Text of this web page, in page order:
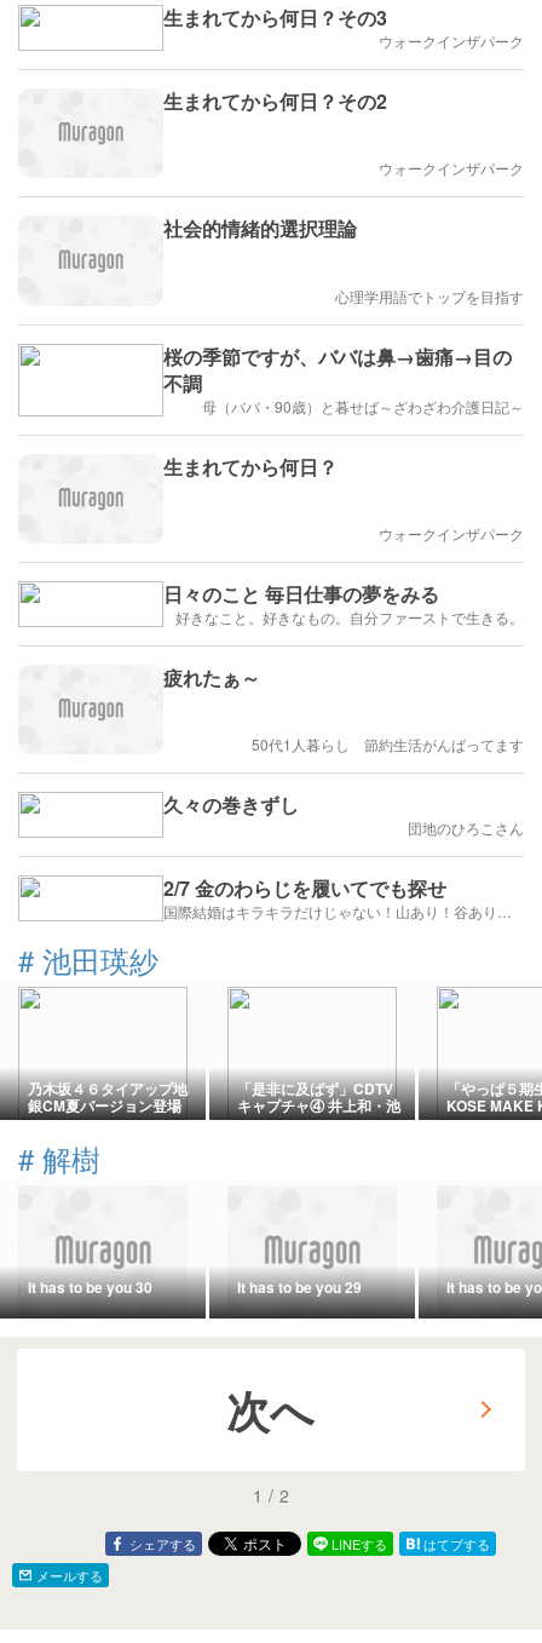
生まれてから何日？その3
ウォークインザパーク
生まれてから何日？その2
ウォークインザパーク
社会的情緒的選択理論
心理学用語でトップを目指す
桜の季節ですが、ババは鼻→歯痛→目の
不調
母（ババ・90歳）と暮せば～ざわざわ介護日記～
生まれてから何日？
ウォークインザパーク
日々のこと 毎日仕事の夢をみる
好きなこと。好きなもの。自分ファーストで生きる。
疲れたぁ～
50代1人暮らし 節約生活がんばってます
久々の巻きずし
団地のひろこさん
2/7 金のわらじを履いてでも探せ
# 池田瑛紗
乃木坂４６タイアップ地
銀CM夏バージョン登場
「是非に及ばず」CDTV
キャプチャ④ 井上和・池
田瑛紗
「やっぱ５期
KOSE MAKE
CMに３年連
# 解樹
It has to be you 30 It has to be you 29 It has to be
次へ
1 / 2
シェアする LINEする
はてブする
メールする